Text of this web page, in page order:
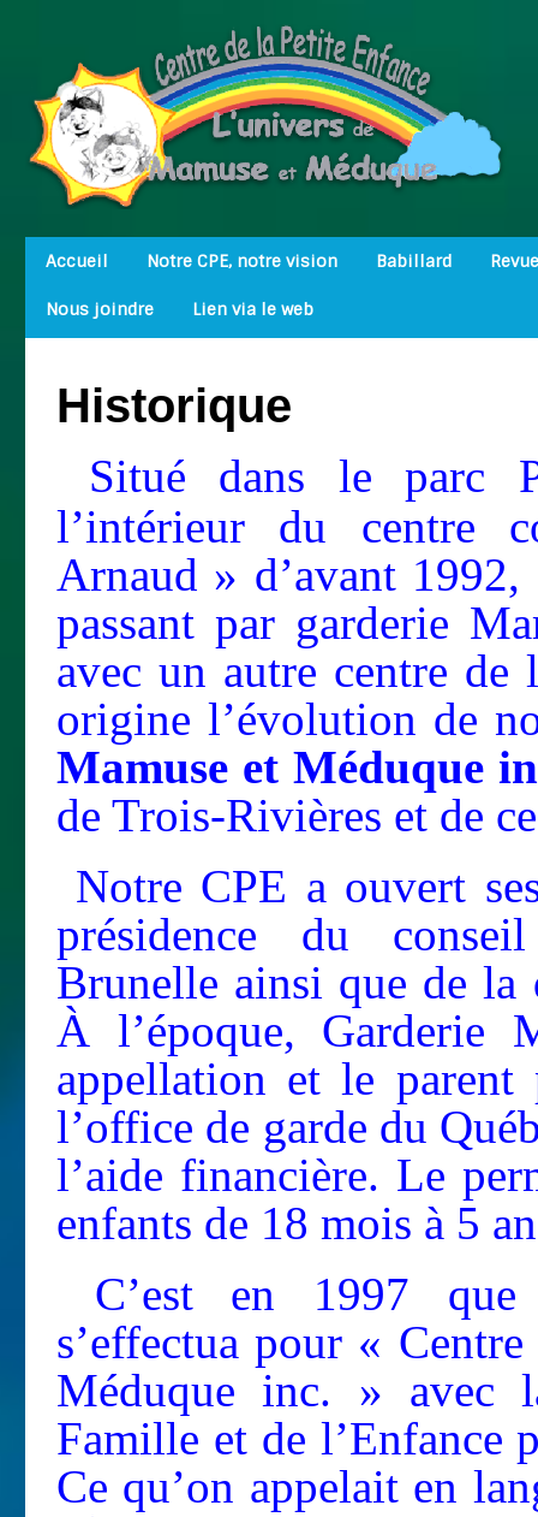
Accueil Notre CPE, notre vision Babillard
Nous joindre Lien via le web
Historique
Situé dans le parc
l’intérieur du centre
Arnaud » d’avant
passant par garderie
avec un autre centre
origine l’évolution de
Mamuse et Méduque
de Trois-Rivières et de
Notre CPE a ouvert
présidence du
Brunelle ainsi que de
À l’époque, Garderie
appellation et le
l’office de garde du
l’aide financière. Le
enfants de 18 mois à 5
C’est en 1997 que
s’effectua pour «
Méduque inc. » avec
Famille et de l’Enfance
Ce qu’on appelait en